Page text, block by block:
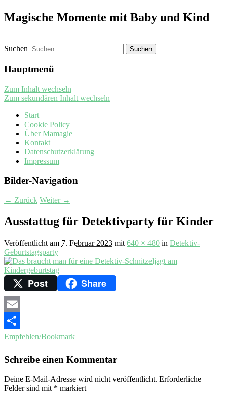
Magische Momente mit Baby und Kind
Suchen
Hauptmenü
Zum Inhalt wechseln
Zum sekundären Inhalt wechseln
Start
Cookie Policy
Über Mamagie
Kontakt
Datenschutzerklärung
Impressum
Bilder-Navigation
← Zurück Weiter →
Ausstattug für Detektivparty für Kinder
Veröffentlicht am 7. Februar 2023 mit 640 × 480 in Detektiv-
Geburtstagsparty
Post Share
Email
Empfehlen/Bookmark
Schreibe einen Kommentar
Deine E-Mail-Adresse wird nicht veröffentlicht. Erforderliche
Felder sind mit * markiert